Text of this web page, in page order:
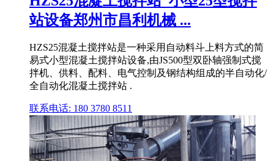
站设备郑州市昌利机械 ...
HZS25混凝土搅拌站是一种采用自动料斗上料方式的简
易式小型混凝土搅拌站设备,由JS500型双卧轴强制式搅
拌机、供料、配料、电气控制及钢结构组成的半自动化/
全自动化混凝土搅拌站 .
联系电话: 180 3780 8511